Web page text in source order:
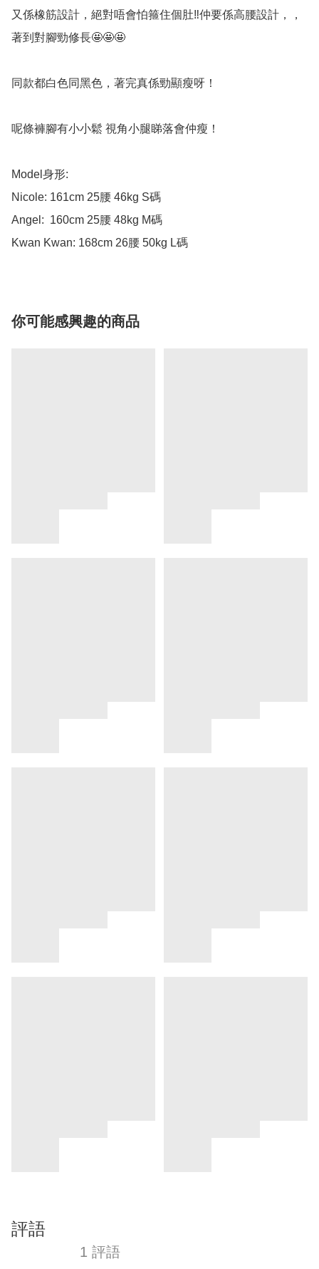
又係橡筋設計，絕對唔會怕箍住個肚‼️​仲要係高腰設計，，
著到對腳勁修長🤩🤩🤩
同款都白色同黑色，著完真係勁顯瘦呀！
呢條褲腳有小小鬆 視角小腿睇落會仲瘦！
Model身形:
Nicole: 161cm 25腰 46kg S碼
Angel:  160cm 25腰 48kg M碼
Kwan Kwan: 168cm 26腰 50kg L碼
你可能感興趣的商品
評語
1 評語